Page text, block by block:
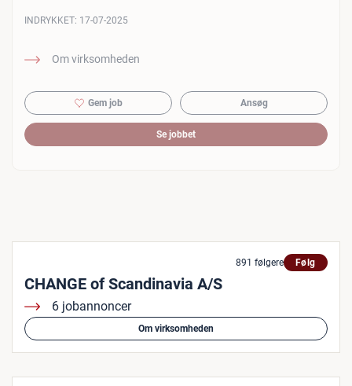
Om virksomheden
INDRYKKET: 17-07-2025
Gem job Ansøg
Se jobbet
891 følgere Følg
CHANGE of Scandinavia A/S
6 jobannoncer
Om virksomheden